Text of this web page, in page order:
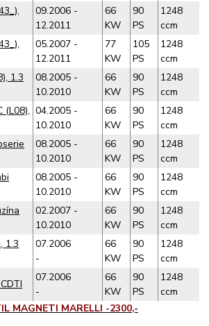
09.2006 -
12.2011
66
KW
90
PS
1248
ccm
05.2007 -
12.2011
77
KW
105
PS
1248
ccm
1.3
08.2005 -
10.2010
66
KW
90
PS
1248
ccm
(L08), 04.2005 -
10.2010
66
KW
90
PS
1248
ccm
08.2005 -
10.2010
66
KW
90
PS
1248
ccm
08.2005 -
10.2010
66
KW
90
PS
1248
ccm
02.2007 -
10.2010
66
KW
90
PS
1248
ccm
1.3
07.2006
-
66
KW
90
PS
1248
ccm
07.2006
-
66
KW
90
PS
1248
ccm
MAGNETI MARELLI -2300,-